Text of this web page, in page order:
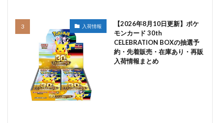
入荷情報
【2026年8月10日更新】ポケ
モンカード 30th
CELEBRATION BOXの抽選予
約・先着販売・在庫あり・再販
入荷情報まとめ